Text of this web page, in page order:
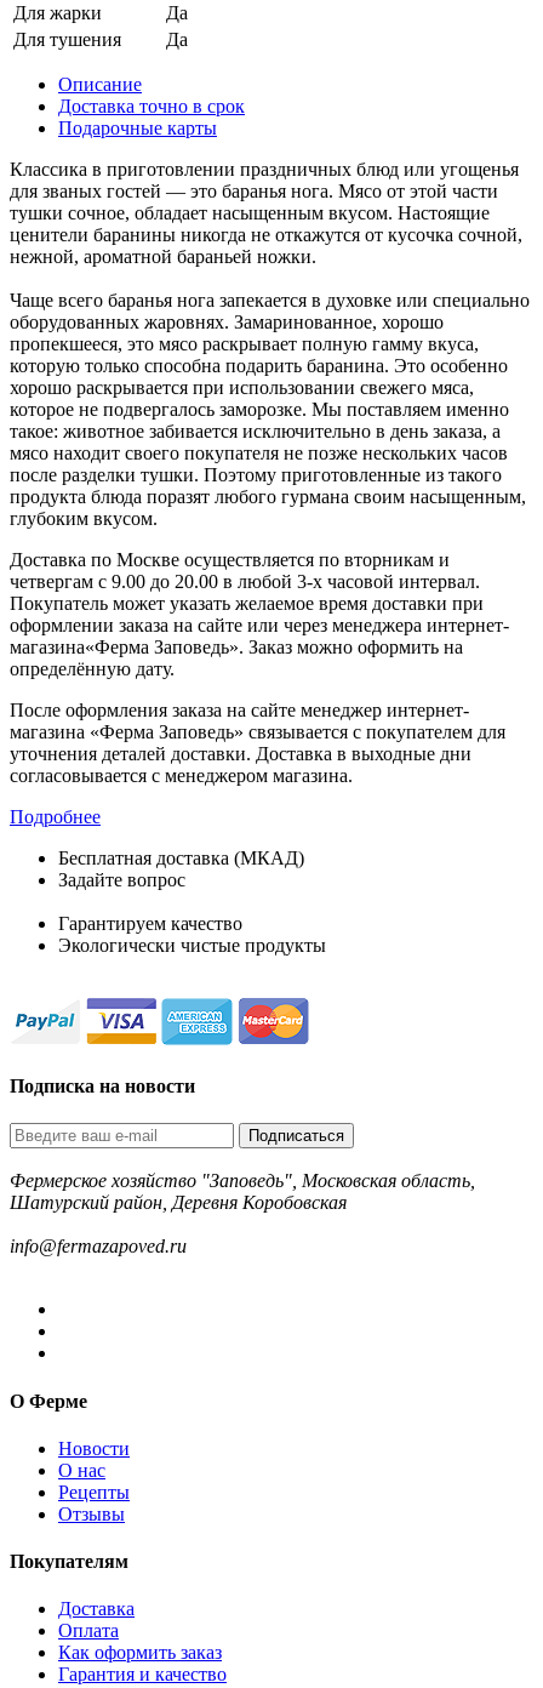
Для жарки
Да
Для тушения
Да
Описание
Доставка точно в срок
Подарочные карты
Классика в приготовлении праздничных блюд или угощенья
для званых гостей — это баранья нога. Мясо от этой части
тушки сочное, обладает насыщенным вкусом. Настоящие
ценители баранины никогда не откажутся от кусочка сочной,
нежной, ароматной бараньей ножки.
Чаще всего баранья нога запекается в духовке или специально
оборудованных жаровнях. Замаринованное, хорошо
пропекшееся, это мясо раскрывает полную гамму вкуса,
которую только способна подарить баранина. Это особенно
хорошо раскрывается при использовании свежего мяса,
которое не подвергалось заморозке. Мы поставляем именно
такое: животное забивается исключительно в день заказа, а
мясо находит своего покупателя не позже нескольких часов
после разделки тушки. Поэтому приготовленные из такого
продукта блюда поразят любого гурмана своим насыщенным,
глубоким вкусом.
Доставка по Москве осуществляется по вторникам и
четвергам с 9.00 до 20.00 в любой 3-х часовой интервал.
Покупатель может указать желаемое время доставки при
оформлении заказа на сайте или через менеджера интернет-
магазина«Ферма Заповедь». Заказ можно оформить на
определённую дату.
После оформления заказа на сайте менеджер интернет-
магазина «Ферма Заповедь» связывается с покупателем для
уточнения деталей доставки. Доставка в выходные дни
согласовывается с менеджером магазина.
Подробнее
Бесплатная доставка (МКАД)
Задайте вопрос
Гарантируем качество
Экологически чистые продукты
Подписка на новости
Подписаться
Фермерское хозяйство "Заповедь", Московская область,
Шатурский район, Деревня Коробовская
info@fermazapoved.ru
О Ферме
Новости
О нас
Рецепты
Отзывы
Покупателям
Доставка
Оплата
Как оформить заказ
Гарантия и качество